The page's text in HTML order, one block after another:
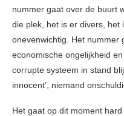
nummer gaat over de buurt
die plek, het is er divers, het
onevenwichtig. Het nummer
economische ongelijkheid
corrupte systeem in stand
innocent’, niemand
Het gaat op dit moment